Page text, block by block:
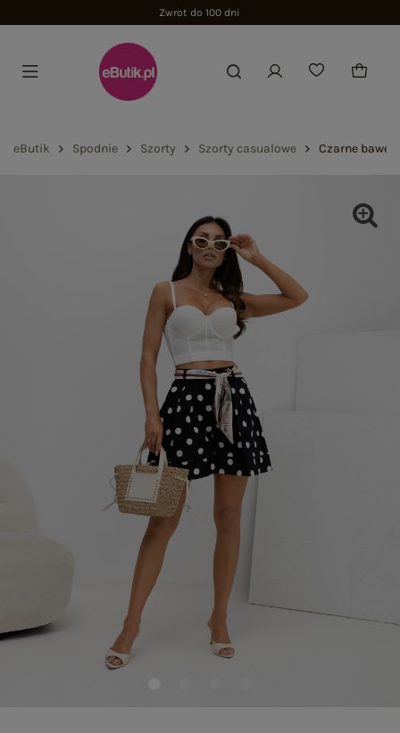
Zwrot do 100 dni
eButik Spodnie Szorty Szorty casualowe Czarne